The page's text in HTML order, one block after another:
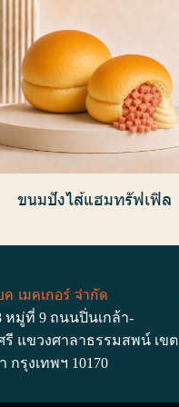
ขนมปังไส้แฮมทรัฟเฟิล
เมคเกอร์ จำกัด
หมู่ที่ 9 ถนนปิ่นเกล้า-
แขวงศาลาธรรมสพน์ เขต
กรุงเทพฯ 10170